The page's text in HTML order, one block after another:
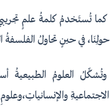
كما تُستَخدمُ كلمةُ علمٍ
حولِنَا، في حينٍ تحاولُ
وتُشكِّلُ العلومُ الطبيعيةُ
الاجتماعيةِ